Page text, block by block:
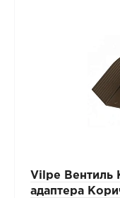
Vilpe Вентиль
адаптера